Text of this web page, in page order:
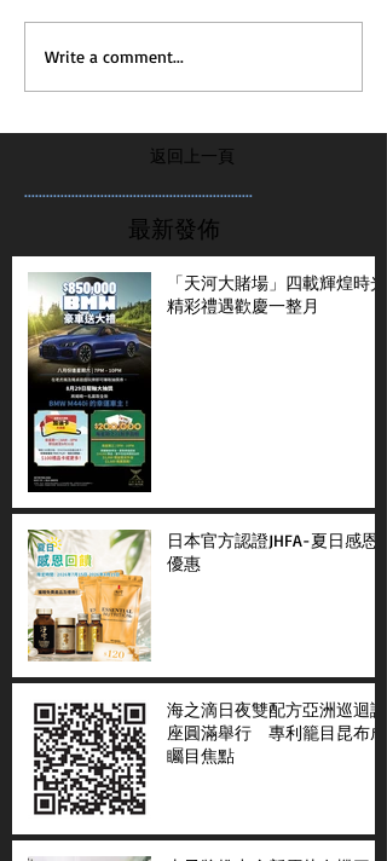
Write a comment...
返回上一頁
...............................................................
最新發佈
「天河大賭場」四載輝煌時光
精彩禮遇歡慶一整月
日本官方認證JHFA-夏日感恩
優惠
海之滴日夜雙配方亞洲巡迴講
座圓滿舉行 專利籠目昆布成
矚目焦點